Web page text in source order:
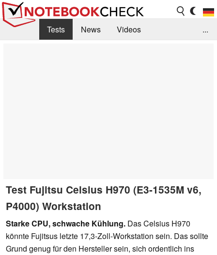
Tests News
Videos
...
Test Fujitsu Celsius H970 (E3-1535M v6,
P4000) Workstation
Starke CPU, schwache Kühlung. Das Celsius H970
könnte Fujitsus letzte 17,3-Zoll-Workstation sein. Das sollte
Grund genug für den Hersteller sein, sich ordentlich ins